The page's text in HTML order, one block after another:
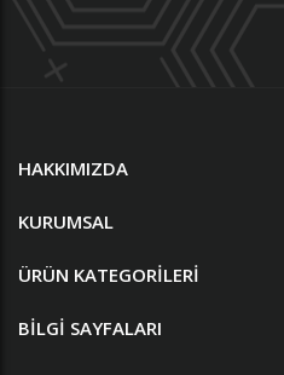
HAKKIMIZDA
KURUMSAL
ÜRÜN KATEGORILERI
BILGI SAYFALARI